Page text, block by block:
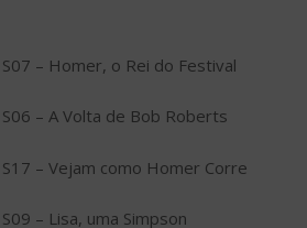
– Homer, o Rei do Festival
– A Volta de Bob Roberts
– Vejam como Homer Corre
– Lisa, uma Simpson